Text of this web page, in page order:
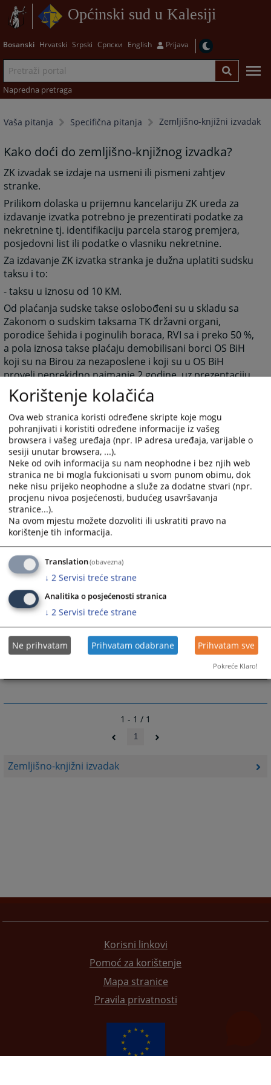
Općinski sud u Kalesiji
Bosanski Hrvatski Srpski Српски English Prijava
Napredna pretraga
Vaša pitanja Specifična pitanja Zemljišno-knjižni izvadak
Zemljišno-knjižni izvadak
Kako doći do zemljišno-knjižnog izvadka?
ZK izvadak se izdaje na usmeni ili pismeni zahtjev
stranke.
Prilikom dolaska u prijemnu kancelariju ZK ureda za
izdavanje izvatka potrebno je prezentirati podatke za
nekretnine tj. identifikaciju parcela starog premjera,
posjedovni list ili podatke o vlasniku nekretnine.
Za izdavanje ZK izvatka stranka je dužna uplatiti sudsku
taksu i to:
- taksu u iznosu od 10 KM.
Od plaćanja sudske takse oslobođeni su u skladu sa
Zakonom o sudskim taksama TK državni organi,
porodice šehida i poginulih boraca, RVI sa i preko 50 %,
a pola iznosa takse plaćaju demobilisani borci OS BiH
koji su na Birou za nezaposlene i koji su u OS BiH
proveli neprekidno najmanje 2 godine, uz prezentaciju
dokaza.
3587PREGLEDA
1 - 1 / 1
1
Korisni linkovi
Pomoć za korištenje
Mapa stranice
Pravila privatnosti
Korištenje kolačića
Ova web stranica koristi određene skripte koje mogu
pohranjivati i koristiti određene informacije iz vašeg
browsera i vašeg uređaja (npr. IP adresa uređaja, varijable o
sesiji unutar browsera, ...).
Neke od ovih informacija su nam neophodne i bez njih web
stranica ne bi mogla fukcionisati u svom punom obimu, dok
neke nisu prijeko neophodne a služe za dodatne stvari (npr.
procjenu nivoa posjećenosti, budućeg usavršavanja
stranice...).
Na ovom mjestu možete dozvoliti ili uskratiti pravo na
korištenje tih informacija.
Translation(obavezna)
↓ 2 Servisi treće strane
Analitika o posjećenosti stranica
↓ 2 Servisi treće strane
Ne prihvatam Prihvatam odabrane Prihvatam sve
Pokreće Klaro!